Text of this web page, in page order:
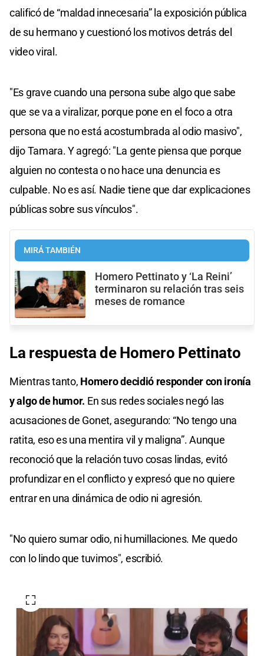
calificó de “maldad innecesaria” la exposición pública
de su hermano y cuestionó los motivos detrás del
video viral.
"Es grave cuando una persona sube algo que sabe
que se va a viralizar, porque pone en el foco a otra
persona que no está acostumbrada al odio masivo",
dijo Tamara. Y agregó: "La gente piensa que porque
alguien no contesta o no hace una denuncia es
culpable. No es así. Nadie tiene que dar explicaciones
públicas sobre sus vínculos".
MIRÁ TAMBIÉN
Homero Pettinato y ‘La Reini’
terminaron su relación tras seis
meses de romance
La respuesta de Homero Pettinato
Mientras tanto, Homero decidió responder con ironía
y algo de humor. En sus redes sociales negó las
acusaciones de Gonet, asegurando: “No tengo una
ratita, eso es una mentira vil y maligna”. Aunque
reconoció que la relación tuvo cosas lindas, evitó
profundizar en el conflicto y expresó que no quiere
entrar en una dinámica de odio ni agresión.
"No quiero sumar odio, ni humillaciones. Me quedo
con lo lindo que tuvimos", escribió.